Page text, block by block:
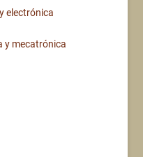
electrónica
y mecatrónica